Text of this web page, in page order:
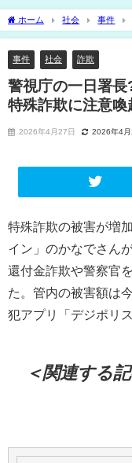
ホーム 社会 事件
詐欺に注意喚起⁉
事件 社会 詐欺
警視庁の一日署
特殊詐欺に注意喚
2026年4月27日 2026年4月
特殊詐欺の被害が増
イン」のかなでさん
還付金詐欺や警察官
た。管内の被害額は
犯アプリ「デジポリ
＜関連する